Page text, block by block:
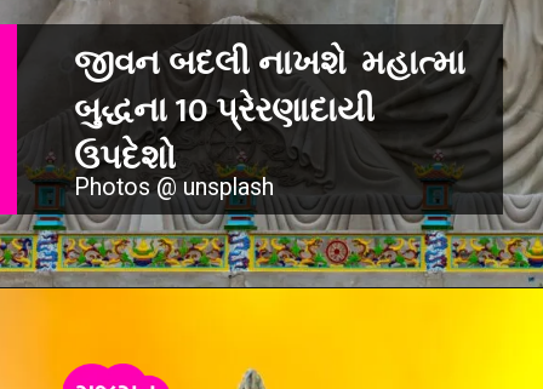
જીવન બદલી નાખશે મહાત્મા
બુદ્ધના 10 પ્રેરણાદાયી
ઉપદેશો
Photos @ unsplash